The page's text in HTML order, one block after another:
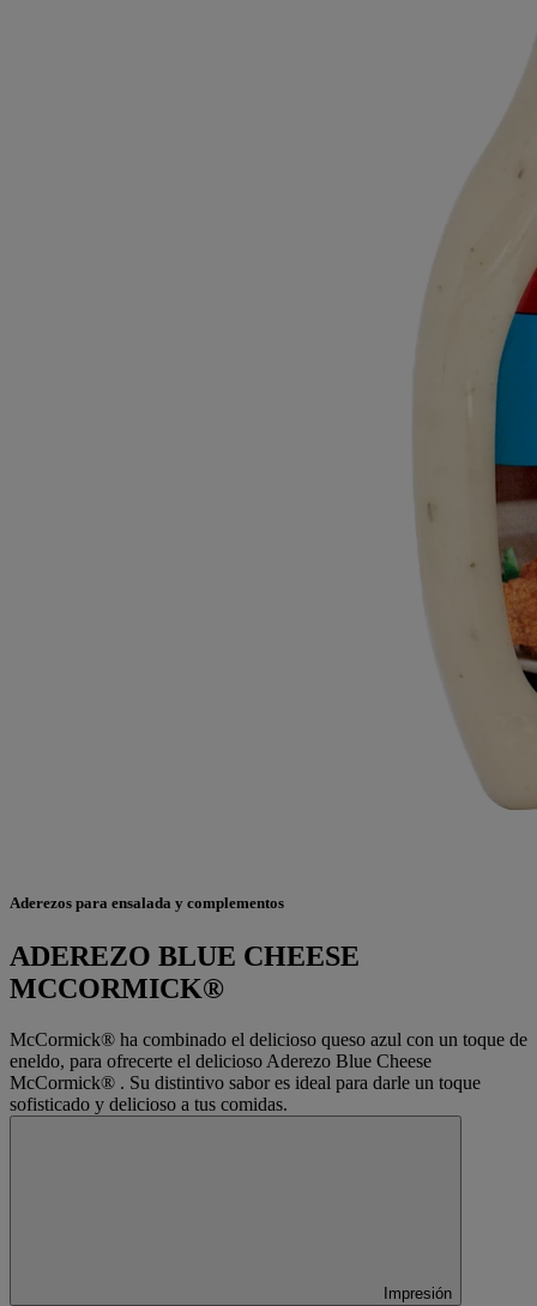
Aderezos para ensalada y complementos
ADEREZO BLUE CHEESE
MCCORMICK®
McCormick® ha combinado el delicioso queso azul con un toque de
eneldo, para ofrecerte el delicioso Aderezo Blue Cheese
McCormick® . Su distintivo sabor es ideal para darle un toque
sofisticado y delicioso a tus comidas.
Impresión